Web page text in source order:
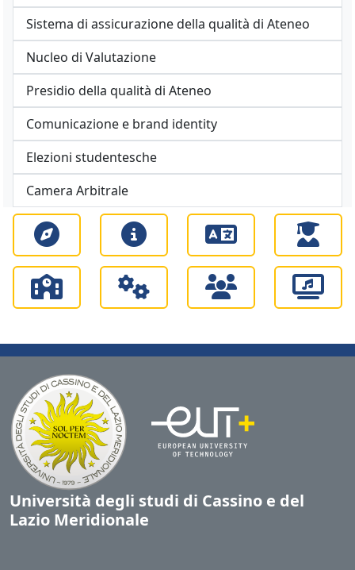
Sistema di assicurazione della qualità di Ateneo
Nucleo di Valutazione
Presidio della qualità di Ateneo
Comunicazione e brand identity
Elezioni studentesche
Camera Arbitrale
Università degli studi di Cassino e del
Lazio Meridionale